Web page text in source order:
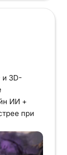
и 3D-
ИИ +
при